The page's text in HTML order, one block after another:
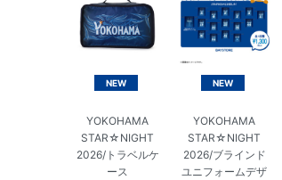
NEW
YOKOHAMA
STAR☆NIGHT
2026/トラベルケ
ース
NEW
YOKOHAMA
STAR☆NIGHT
2026/ブラインド
ユニフォームデザ